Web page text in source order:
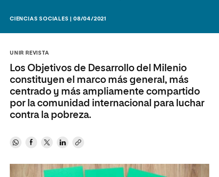
CIENCIAS SOCIALES | 08/04/2021
UNIR REVISTA
Los Objetivos de Desarrollo del Milenio
constituyen el marco más general, más
centrado y más ampliamente compartido
por la comunidad internacional para luchar
contra la pobreza.